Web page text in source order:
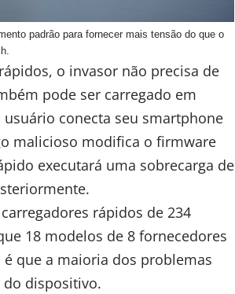
padrão para fornecer mais tensão do que o
o invasor não precisa de
pode ser carregado em
conecta seu smartphone
malicioso modifica o firmware
executará uma sobrecarga de
rápidos de 234
18 modelos de 8 fornecedores
que a maioria dos problemas
dispositivo.